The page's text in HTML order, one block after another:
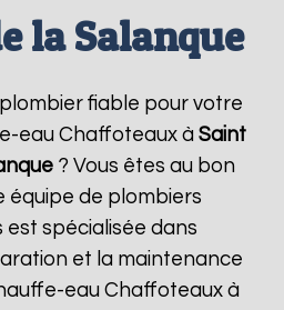
la Salanque
fiable pour votre
eau Chaffoteaux à Saint
? Vous êtes au bon
équipe de plombiers
spécialisée dans
et la maintenance
eau Chaffoteaux à